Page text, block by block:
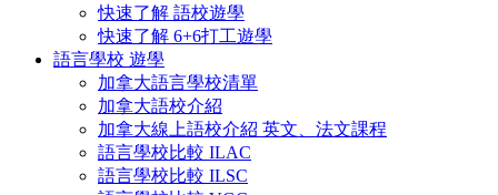
快速了解 語校遊學
快速了解 6+6打工遊學
語言學校 遊學
加拿大語言學校清單
加拿大語校介紹
加拿大線上語校介紹 英文、法文課程
語言學校比較 ILAC
語言學校比較 ILSC